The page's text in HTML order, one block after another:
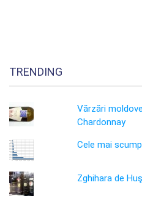
TRENDING
Vărzări
Chardonnay
Cele mai
Zghihara de